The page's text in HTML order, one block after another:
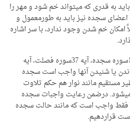
به قدری که می­تواند خم شود و مهر را
اعضای سجده نیز باید به طورمعمول و
امکان خم شدن وجود ندارد، با سر اشاره
چهار سوره قرآن آیه سجده وجوددارد: آیه 15سوره سجده، آیه 37سوره فصلت، آیه
هنگام خواندن یا شنیدن آن­ها واجب است سجده
مستقیم مانند نوار هم حکم تلاوت
درضمن رعایت واجبات سجده
فقط واجب است که مانند حالت سجده
قراردهیم.